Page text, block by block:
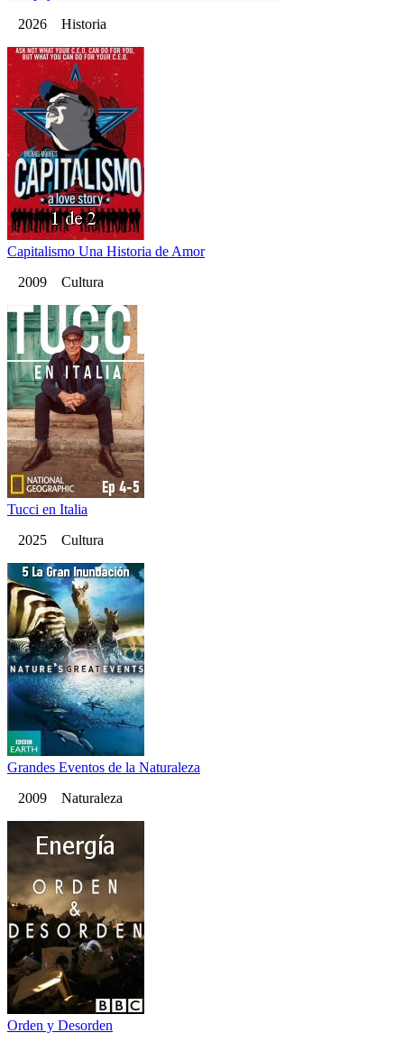
2026 Historia
Capitalismo Una Historia de Amor
2009 Cultura
Tucci en Italia
2025 Cultura
Grandes Eventos de la Naturaleza
2009 Naturaleza
Orden y Desorden